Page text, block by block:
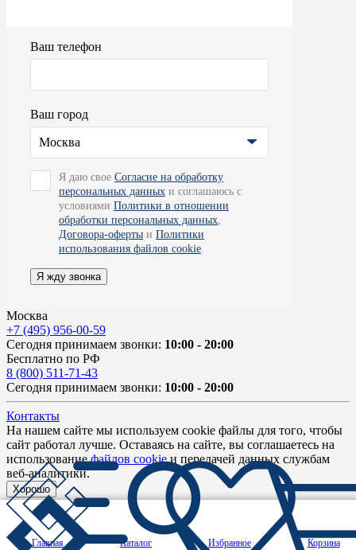
Главная Каталог Избранное Корзина
Ваш телефон
Ваш город
Москва
Я даю свое Согласие на обработку
персональных данных и соглашаюсь с
условиями Политики в отношении
обработки персональных данных,
Договора-оферты и Политики
использования файлов cookie.
Я жду звонка
Москва
+7 (495) 956-00-59
Сегодня принимаем звонки: 10:00 - 20:00
Бесплатно по РФ
8 (800) 511-71-43
Сегодня принимаем звонки: 10:00 - 20:00
Контакты
На нашем сайте мы используем cookie файлы для того, чтобы
сайт работал лучше. Оставаясь на сайте, вы соглашаетесь на
использованиефайлов cookieи передачей данных службам
веб-аналитики.
Хорошо